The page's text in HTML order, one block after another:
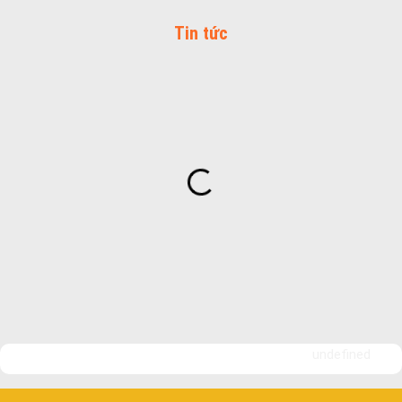
Tin tức